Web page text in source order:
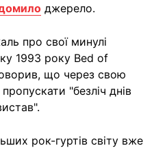
джерело.
про свої минулі
1993 року Bed of
що через свою
"безліч днів
рок-гуртів світу вже